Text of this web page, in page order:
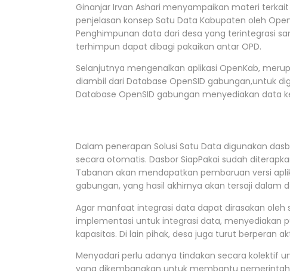
Ginanjar Irvan Ashari menyampaikan materi
penjelasan konsep Satu Data Kabupaten oleh
Penghimpunan data dari desa yang terintegrasi
terhimpun dapat dibagi pakaikan antar OPD.
Selanjutnya mengenalkan aplikasi OpenKab,
diambil dari Database OpenSID gabungan,untuk
Database OpenSID gabungan menyediakan data
Dalam penerapan Solusi Satu Data digunakan
secara otomatis. Dasbor SiapPakai sudah
Tabanan akan mendapatkan pembaruan versi
gabungan, yang hasil akhirnya akan tersaji dalam
Agar manfaat integrasi data dapat dirasakan
implementasi untuk integrasi data, menyediakan
kapasitas. Di lain pihak, desa juga turut berperan
Menyadari perlu adanya tindakan secara kolektif
yang dikembangkan untuk membantu